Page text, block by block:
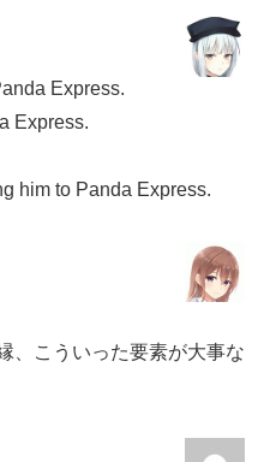
Express.
Express.
him to Panda Express.
、こういった要素が大事な